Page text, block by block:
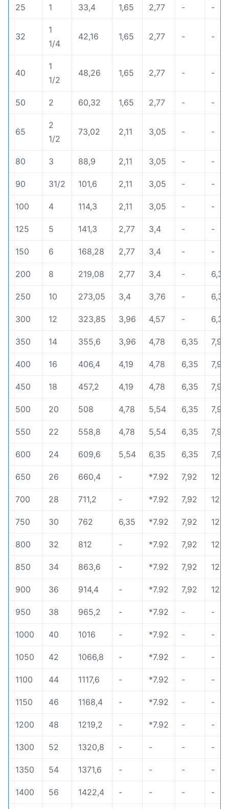
25 1 33,4 1,65 2,77 - -
32
1
1/4
42,16 1,65 2,77 - -
40
1
1/2
48,26 1,65 2,77 - -
50 2 60,32 1,65 2,77 - -
65
2
1/2
73,02 2,11 3,05 - -
80 3 88,9 2,11 3,05 - -
90 31/2 101,6 2,11 3,05 - -
100 4 114,3 2,11 3,05 - -
125 5 141,3 2,77 3,4 - -
150 6 168,28 2,77 3,4 - -
200 8 219,08 2,77 3,4 - 6,35
250 10 273,05 3,4 3,76 - 6,35
300 12 323,85 3,96 4,57 - 6,35
350 14 355,6 3,96 4,78 6,35 7,92
400 16 406,4 4,19 4,78 6,35 7,92
450 18 457,2 4,19 4,78 6,35 7,92
500 20 508 4,78 5,54 6,35 7,92
550 22 558,8 4,78 5,54 6,35 7,92
600 24 609,6 5,54 6,35 6,35 7,92
650 26 660,4 - *7.92 7,92 12,7
700 28 711,2 - *7.92 7,92 12,7
750 30 762 6,35 *7.92 7,92 12,7
800 32 812 - *7.92 7,92 12,7
850 34 863,6 - *7.92 7,92 12,7
900 36 914,4 - *7.92 7,92 12,7
950 38 965,2 - *7.92 - -
1000 40 1016 - *7.92 - -
1050 42 1066,8 - *7.92 - -
1100 44 1117,6 - *7.92 - -
1150 46 1168,4 - *7.92 - -
1200 48 1219,2 - *7.92 - -
1300 52 1320,8 - - - -
1350 54 1371,6 - - - -
1400 56 1422,4 - - - -